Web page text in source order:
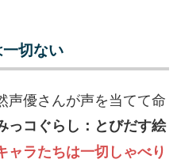
切ない
声優さんが声を当てて命
っコぐらし：とびだす絵
ャラたちは一切しゃべり